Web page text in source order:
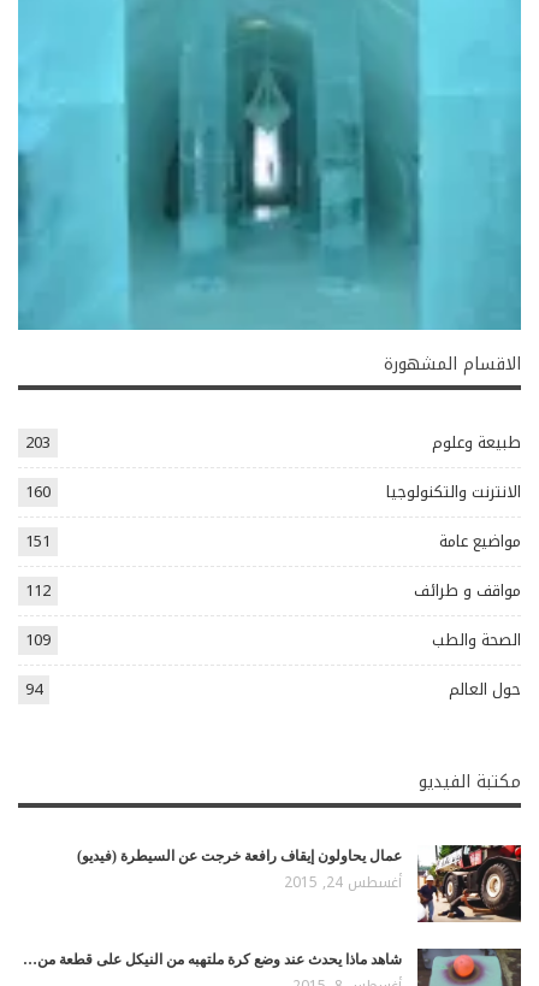
الاقسام المشهورة
طبيعة وعلوم
203
الانترنت والتكنولوجيا
160
مواضيع عامة
151
مواقف و طرائف
112
الصحة والطب
109
حول العالم
94
مكتبة الفيديو
عمال يحاولون إيقاف رافعة خرجت عن السيطرة (فيديو)
أغسطس 24, 2015
شاهد ماذا يحدث عند وضع كرة ملتهبه من النيكل على قطعة من…